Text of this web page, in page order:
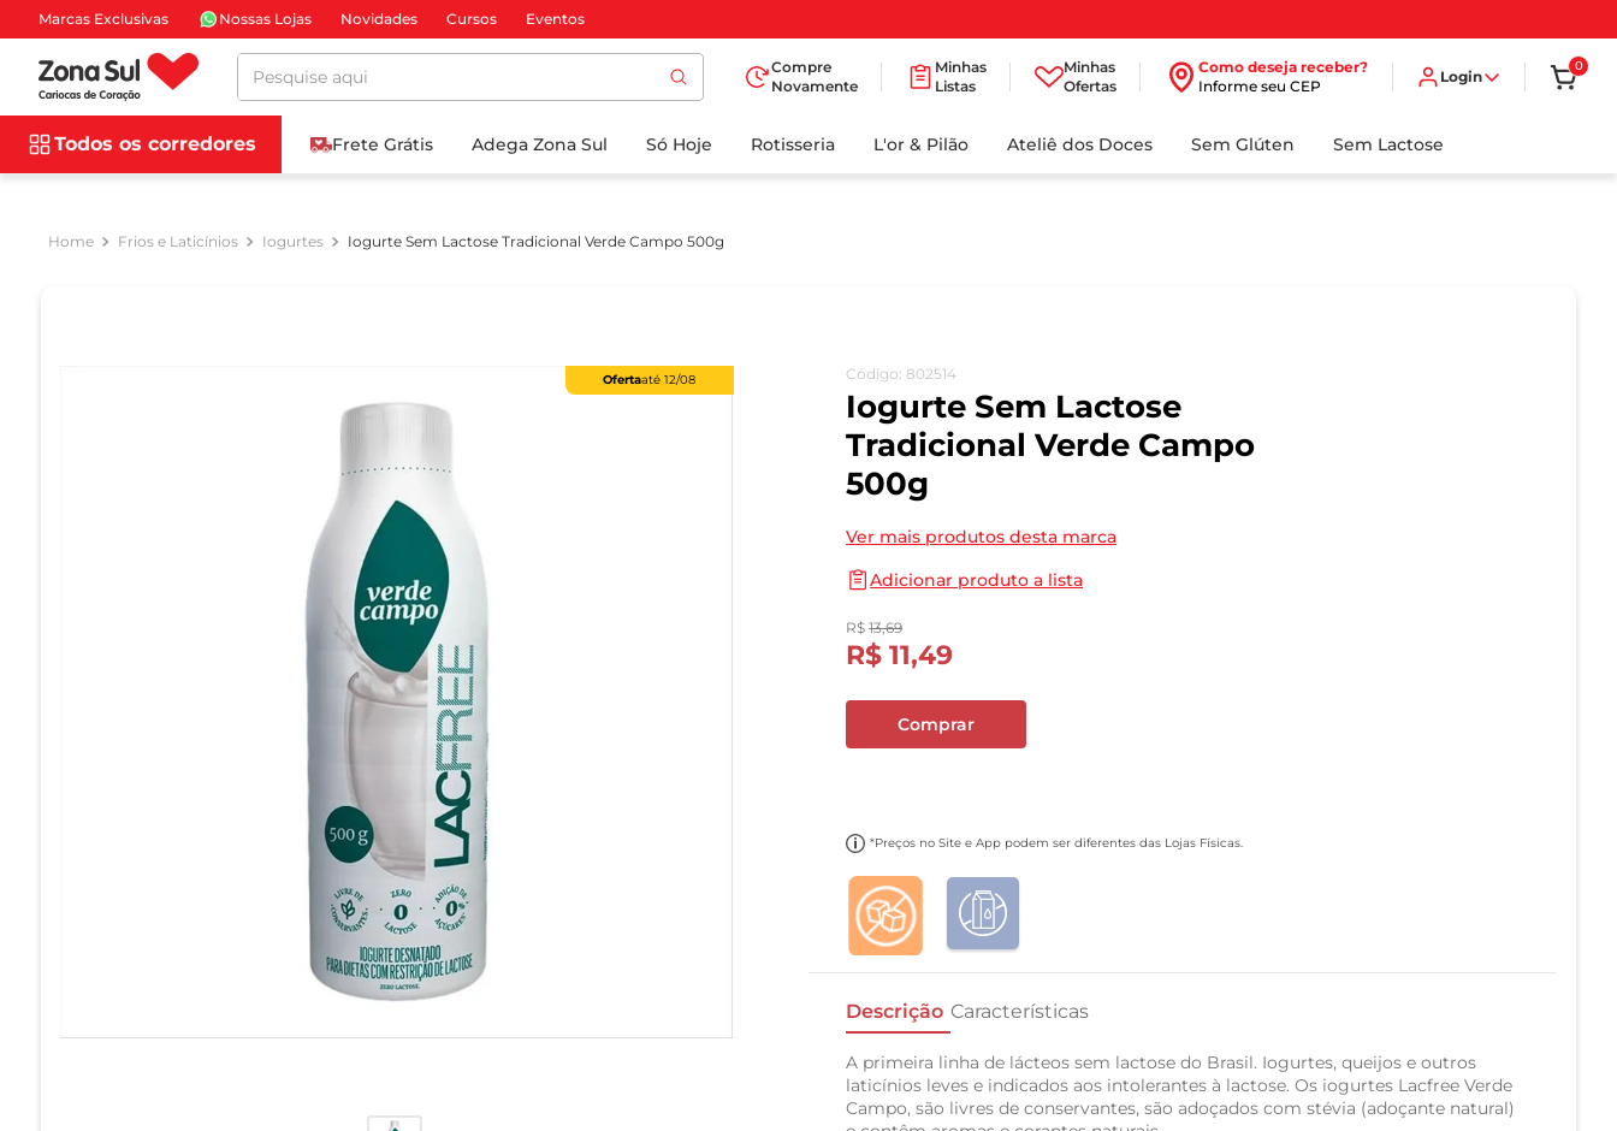
Marcas Exclusivas Nossas Lojas Novidades Cursos Eventos
Pesquise aqui
Compre
Novamente
Minhas
Listas
Minhas
Ofertas
Como deseja receber?
Informe seu CEP
Login
0
Todos os corredores Frete Grátis Adega Zona Sul Só Hoje Rotisseria L'or & Pilão Ateliê dos Doces Sem Glúten Sem Lactose
Frios e Laticínios Iogurtes Iogurte Sem Lactose Tradicional Verde Campo 500g
Ofertaaté12/08 Código: 802514
Iogurte Sem Lactose
Tradicional Verde Campo
500g
Ver mais produtos desta marca
Adicionar produto a lista
R$ 13,69
R$ 11,49
Comprar
*Preços no Site e App podem ser diferentes das Lojas Físicas.
Descrição Características
A primeira linha de lácteos sem lactose do Brasil. Iogurtes, queijos e outros
laticínios leves e indicados aos intolerantes à lactose. Os iogurtes Lacfree Verde
Campo, são livres de conservantes, são adoçados com stévia (adoçante natural)
BUSCADOS
6